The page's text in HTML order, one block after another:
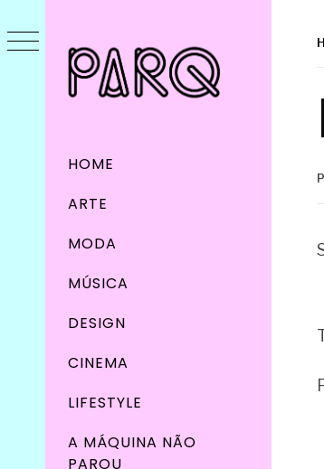
MenuHOME
ARTE
MODA
MÚSICA
DESIGN
CINEMA
LIFESTYLE
A MÁQUINA NÃO
PAROU
to